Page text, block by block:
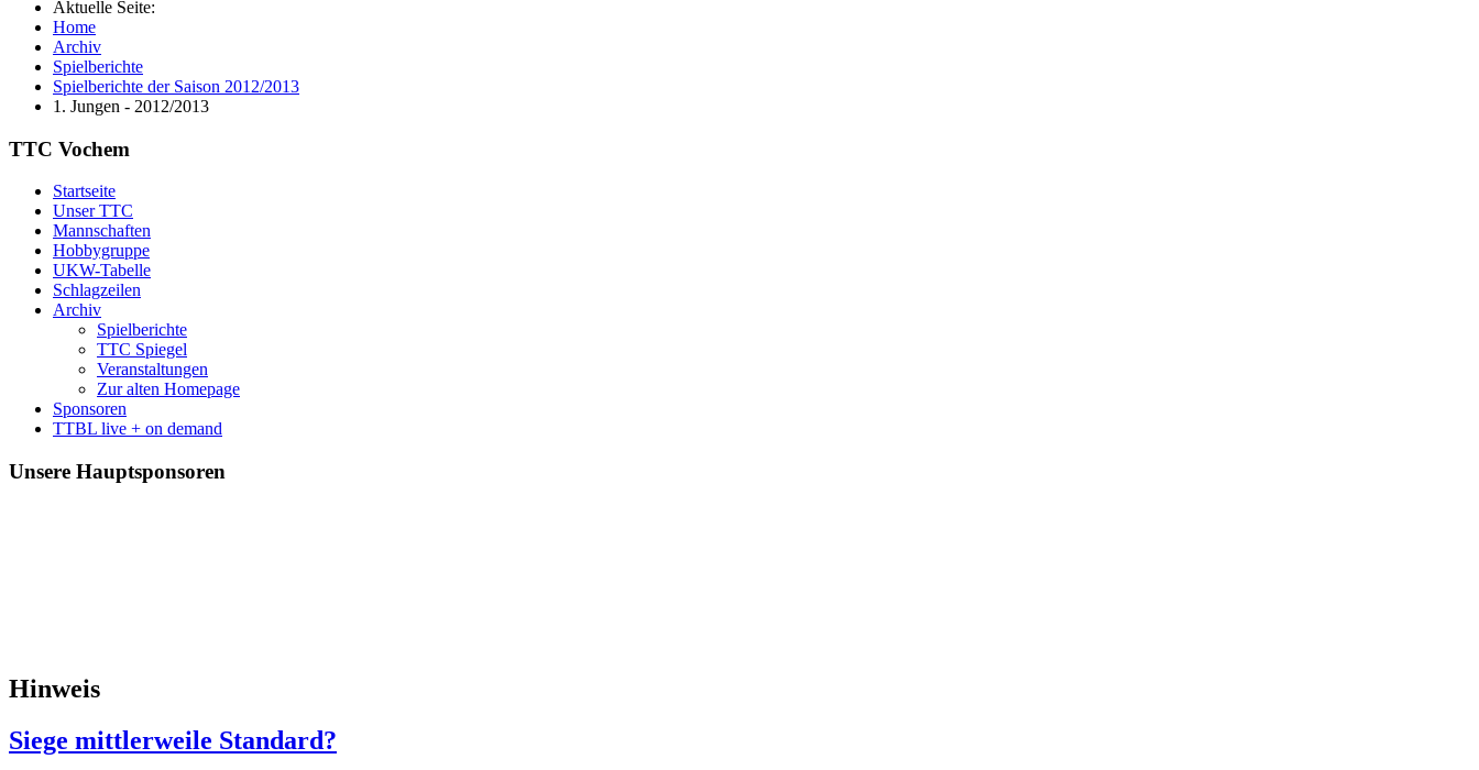
Aktuelle Seite:
Home
Archiv
Spielberichte
Spielberichte der Saison 2012/2013
1. Jungen - 2012/2013
TTC Vochem
Startseite
Unser TTC
Mannschaften
Hobbygruppe
UKW-Tabelle
Schlagzeilen
Archiv
Spielberichte
TTC Spiegel
Veranstaltungen
Zur alten Homepage
Sponsoren
TTBL live + on demand
Unsere Hauptsponsoren
Hinweis
Siege mittlerweile Standard?